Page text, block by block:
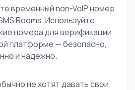
временный non-VoIP номер
Rooms. Используйте
номера для верификации
платформе — безопасно,
и надежно.
не хотят давать свои